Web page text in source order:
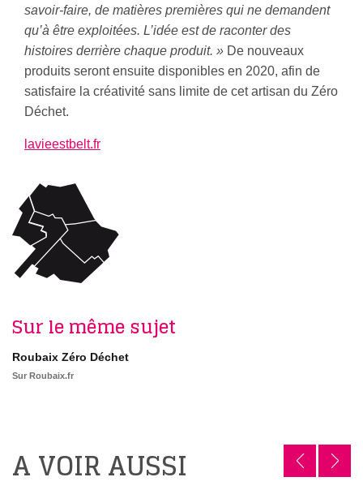
savoir-faire, de matières premières qui ne demandent
qu’à être exploitées. L’idée est de raconter des
histoires derrière chaque produit. » De nouveaux
produits seront ensuite disponibles en 2020, afin de
satisfaire la créativité sans limite de cet artisan du Zéro
Déchet.
lavieestbelt.fr
Sur le même sujet
Roubaix Zéro Déchet
Sur Roubaix.fr
A VOIR AUSSI